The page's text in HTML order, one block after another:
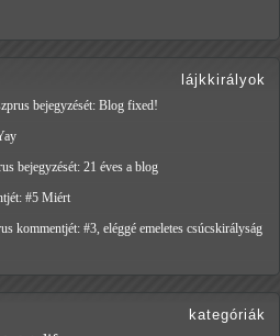
lájkkirályok
bejegyzését: Blog fixed!
bejegyzését: 21 éves a blog
#5 Miért
kommentjét: #3, eléggé emeletes csúcskirályság
kategóriák